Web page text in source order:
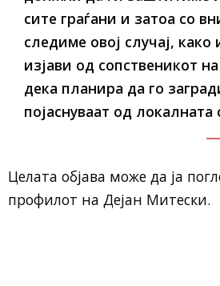
сите граѓани и затоа со
следиме овој случај,
изјави од сопственикот
дека планира да го
појаснуваат од локалната
Целата објава може да ја
профилот на Дејан Митески.